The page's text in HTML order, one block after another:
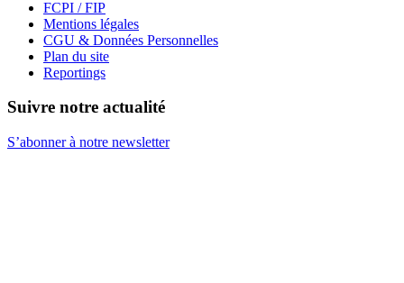
FCPI / FIP
Mentions légales
CGU & Données Personnelles
Plan du site
Reportings
Suivre notre actualité
S’abonner à notre newsletter